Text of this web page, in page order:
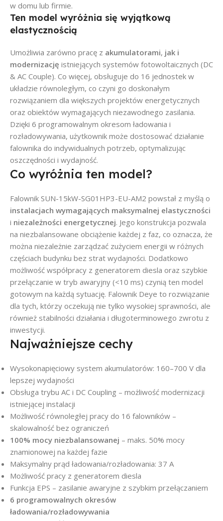
w domu lub firmie.
Ten model wyróżnia się wyjątkową
elastycznością
Umożliwia zarówno pracę z akumulatorami, jak i
modernizację istniejących systemów fotowoltaicznych (DC
& AC Couple). Co więcej, obsługuje do 16 jednostek w
układzie równoległym, co czyni go doskonałym
rozwiązaniem dla większych projektów energetycznych
oraz obiektów wymagających niezawodnego zasilania.
Dzięki 6 programowalnym okresom ładowania i
rozładowywania, użytkownik może dostosować działanie
falownika do indywidualnych potrzeb, optymalizując
oszczędności i wydajność.
Co wyróżnia ten model?
Falownik SUN-15kW-SG01HP3-EU-AM2 powstał z myślą o
instalacjach wymagających maksymalnej elastyczności
i niezależności energetycznej. Jego konstrukcja pozwala
na niezbalansowane obciążenie każdej z faz, co oznacza, że
można niezależnie zarządzać zużyciem energii w różnych
częściach budynku bez strat wydajności. Dodatkowo
możliwość współpracy z generatorem diesla oraz szybkie
przełączanie w tryb awaryjny (<10 ms) czynią ten model
gotowym na każdą sytuację. Falownik Deye to rozwiązanie
dla tych, którzy oczekują nie tylko wysokiej sprawności, ale
również stabilności działania i długoterminowego zwrotu z
inwestycji.
Najważniejsze cechy
Wysokonapięciowy system akumulatorów: 160–700 V dla
lepszej wydajności
Obsługa trybu AC i DC Coupling – możliwość modernizacji
istniejącej instalacji
Możliwość równoległej pracy do 16 falowników –
skalowalność bez ograniczeń
100% mocy niezbalansowanej – maks. 50% mocy
znamionowej na każdej fazie
Maksymalny prąd ładowania/rozładowania: 37 A
Możliwość pracy z generatorem diesla
Funkcja EPS – zasilanie awaryjne z szybkim przełączaniem
6 programowalnych okresów
ładowania/rozładowywania